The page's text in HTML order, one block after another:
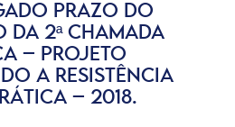
PRAZO DO
DA 2ª CHAMADA
– PROJETO
A RESISTÊNCIA
– 2018.